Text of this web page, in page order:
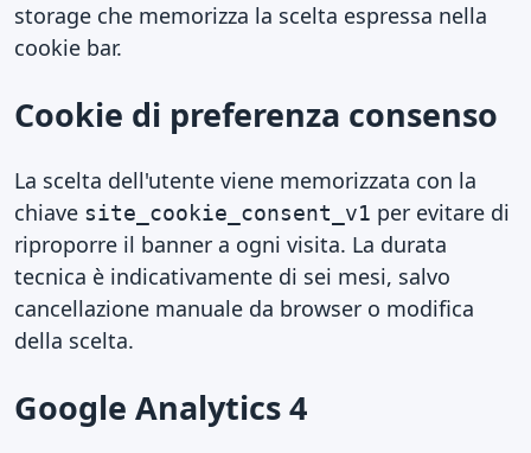
storage che memorizza la scelta espressa nella
cookie bar.
Cookie di preferenza consenso
La scelta dell'utente viene memorizzata con la
chiave site_cookie_consent_v1 per evitare di
riproporre il banner a ogni visita. La durata
tecnica è indicativamente di sei mesi, salvo
cancellazione manuale da browser o modifica
della scelta.
Google Analytics 4